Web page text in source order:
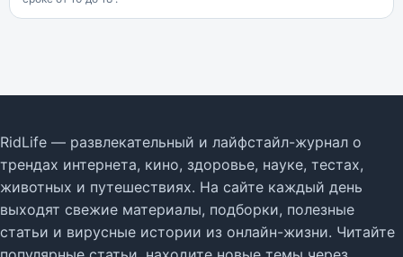
RidLife — развлекательный и лайфстайл-журнал о
трендах интернета, кино, здоровье, науке, тестах,
животных и путешествиях. На сайте каждый день
выходят свежие материалы, подборки, полезные
статьи и вирусные истории из онлайн-жизни. Читайте